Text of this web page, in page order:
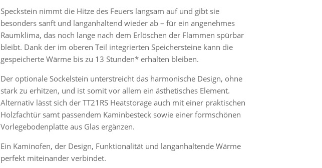
Speckstein nimmt die Hitze des Feuers langsam auf und gibt sie
besonders sanft und langanhaltend wieder ab – für ein angenehmes
Raumklima, das noch lange nach dem Erlöschen der Flammen spürbar
bleibt. Dank der im oberen Teil integrierten Speichersteine kann die
gespeicherte Wärme bis zu 13 Stunden* erhalten bleiben.
Der optionale Sockelstein unterstreicht das harmonische Design, ohne
stark zu erhitzen, und ist somit vor allem ein ästhetisches Element.
Alternativ lässt sich der TT21RS Heatstorage auch mit einer praktischen
Holzfachtür samt passendem Kaminbesteck sowie einer formschönen
Vorlegebodenplatte aus Glas ergänzen.
Ein Kaminofen, der Design, Funktionalität und langanhaltende Wärme
perfekt miteinander verbindet.